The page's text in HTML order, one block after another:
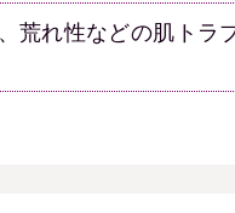
荒れ性などの肌トラ